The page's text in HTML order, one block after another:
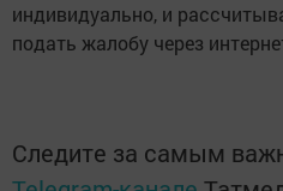
индивидуально, и
подать жалобу через
Следите за самым